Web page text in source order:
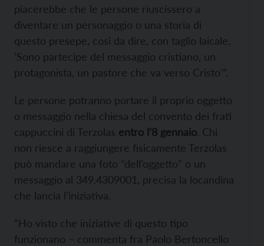
piacerebbe che le persone riuscissero a
diventare un personaggio o una storia di
questo presepe, così da dire, con taglio laicale,
‘Sono partecipe del messaggio cristiano, un
protagonista, un pastore che va verso Cristo'”.
Le persone potranno portare il proprio oggetto
o messaggio nella chiesa del convento dei frati
cappuccini di Terzolas entro l’8 gennaio. Chi
non riesce a raggiungere fisicamente Terzolas
può mandare una foto “dell’oggetto” o un
messaggio al 349.4309001, precisa la locandina
che lancia l’iniziativa.
“Ho visto che iniziative di questo tipo
funzionano – commenta fra Paolo Bertoncello